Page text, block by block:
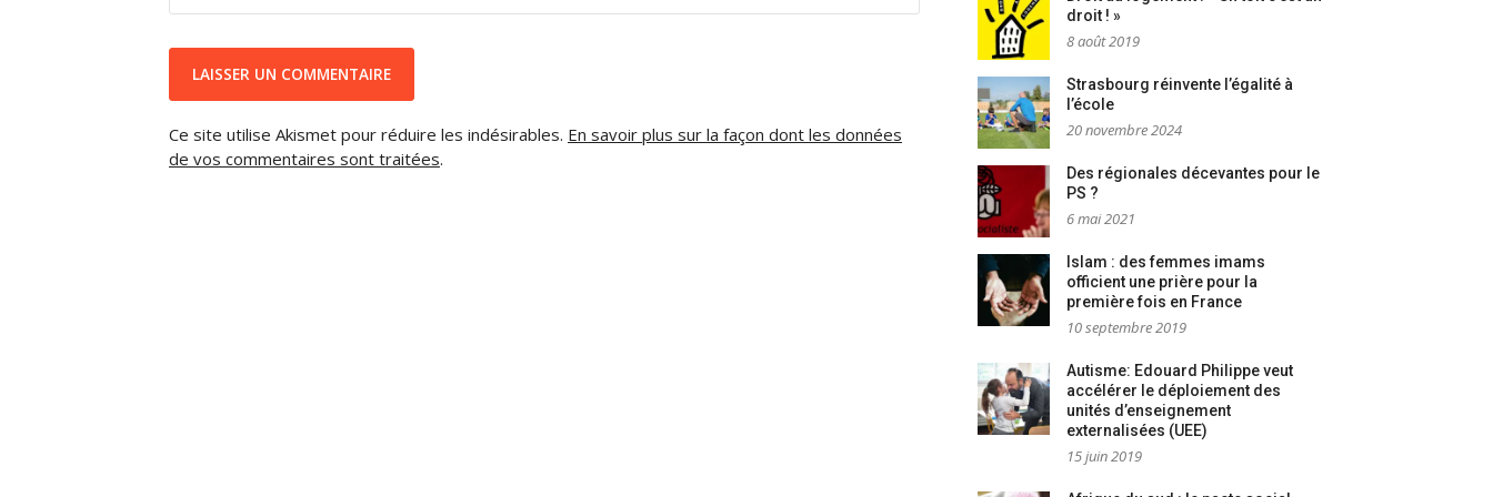
Ce site utilise Akismet pour réduire les indésirables. En savoir plus sur la façon dont les données
de vos commentaires sont traitées.
droit ! »
8 août 2019
Strasbourg réinvente l’égalité à
l’école
20 novembre 2024
Des régionales décevantes pour le
PS ?
6 mai 2021
Islam : des femmes imams
officient une prière pour la
première fois en France
10 septembre 2019
Autisme: Edouard Philippe veut
accélérer le déploiement des
unités d’enseignement
externalisées (UEE)
15 juin 2019